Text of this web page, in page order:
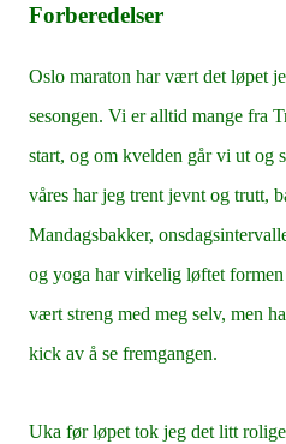
Forberedelser
Oslo maraton har vært det løpet
sesongen. Vi er alltid mange fra
start, og om kvelden går vi ut og
våres har jeg trent jevnt og trutt,
Mandagsbakker,
og yoga har virkelig løftet
vært streng med meg selv, men
kick av å se fremgangen.
Uka før løpet tok jeg det litt